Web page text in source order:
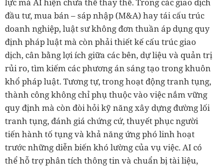
đầu tư, mua bán – sáp nhập (M&A) hay tái cấu trúc
doanh nghiệp, luật sư không đơn thuần áp dụng quy
định pháp luật mà còn phải thiết kế cấu trúc giao
dịch, cân bằng lợi ích giữa các bên, dự liệu và quản trị
rủi ro, tìm kiếm các phương án sáng tạo trong khuôn
khổ pháp luật. Tương tự, trong hoạt động tranh tụng,
thành công không chỉ phụ thuộc vào việc nắm vững
quy định mà còn đòi hỏi kỹ năng xây dựng đường lối
tranh tụng, đánh giá chứng cứ, thuyết phục người
tiến hành tố tụng và khả năng ứng phó linh hoạt
trước những diễn biến khó lường của vụ việc. AI có
thể hỗ trợ phân tích thông tin và chuẩn bị tài liệu,